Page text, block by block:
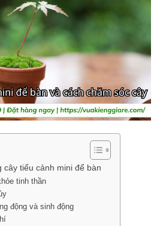
tiểu cảnh mini để bàn
tinh thần
động và sinh động